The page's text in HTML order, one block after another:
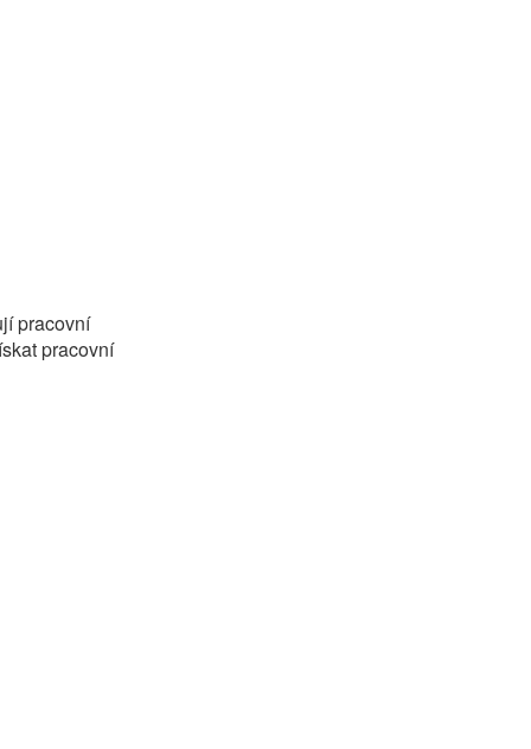
pracovní
pracovní